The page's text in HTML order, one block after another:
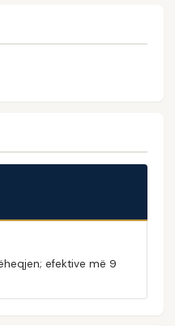
efektive më 9